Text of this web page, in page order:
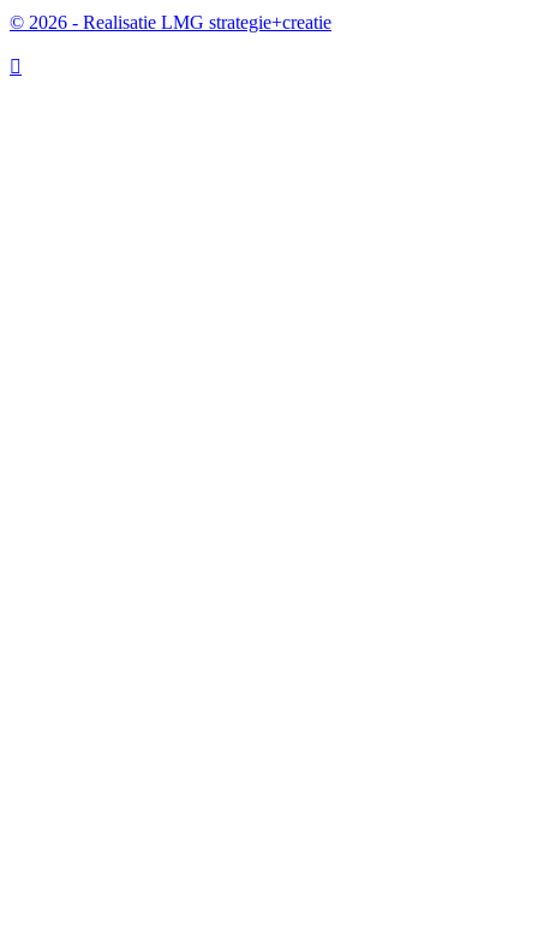
© 2026 - Realisatie LMG strategie+creatie
